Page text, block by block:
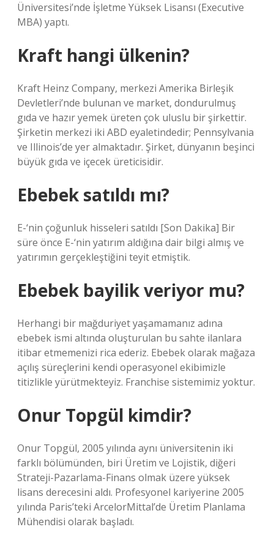
Üniversitesi’nde İşletme Yüksek Lisansı (Executive
MBA) yaptı.
Kraft hangi ülkenin?
Kraft Heinz Company, merkezi Amerika Birleşik
Devletleri’nde bulunan ve market, dondurulmuş
gıda ve hazır yemek üreten çok uluslu bir şirkettir.
Şirketin merkezi iki ABD eyaletindedir; Pennsylvania
ve Illinois’de yer almaktadır. Şirket, dünyanın beşinci
büyük gıda ve içecek üreticisidir.
Ebebek satıldı mı?
E-‘nin çoğunluk hisseleri satıldı [Son Dakika] Bir
süre önce E-‘nin yatırım aldığına dair bilgi almış ve
yatırımın gerçekleştiğini teyit etmiştik.
Ebebek bayilik veriyor mu?
Herhangi bir mağduriyet yaşamamanız adına
ebebek ismi altında oluşturulan bu sahte ilanlara
itibar etmemenizi rica ederiz. Ebebek olarak mağaza
açılış süreçlerini kendi operasyonel ekibimizle
titizlikle yürütmekteyiz. Franchise sistemimiz yoktur.
Onur Topgül kimdir?
Onur Topgül, 2005 yılında aynı üniversitenin iki
farklı bölümünden, biri Üretim ve Lojistik, diğeri
Strateji-Pazarlama-Finans olmak üzere yüksek
lisans derecesini aldı. Profesyonel kariyerine 2005
yılında Paris’teki ArcelorMittal’de Üretim Planlama
Mühendisi olarak başladı.